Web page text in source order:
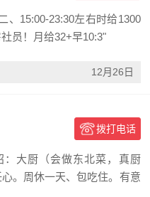
、15:00-23:30左右时给1300
员！月给32+早10:3"
12月26日
拨打电话
大厨（会做东北菜，真厨
。周休一天、包吃住。有意